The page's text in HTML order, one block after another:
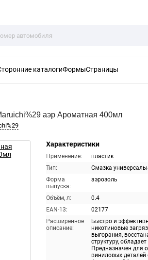
каталогиФормыСтраницы
аэр Ароматная 400мл
Характеристики
Применение:
пластик
Тип:
Смазка
Форма
выпуска:
аэрозоль
Объём, л:
0.4
EAN-13:
02177
Расширенное
описание:
Быстро и
никотиновые
выгорания,
структуру,
Предназначен для
виниловых